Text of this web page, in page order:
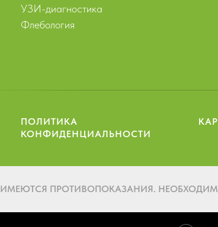
УЗИ-диагностика
Флебология
ПОЛИТИКА
КОНФИДЕНЦИАЛЬНОСТИ
ИМЕЮТСЯ ПРОТИВОПОКАЗАНИЯ.